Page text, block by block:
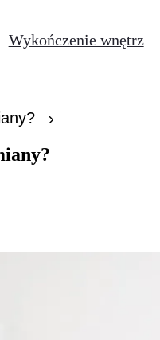
Wykończenie wnętrz